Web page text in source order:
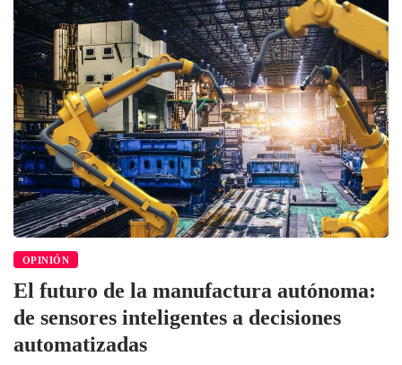
OPINIÓN
El futuro de la manufactura autónoma:
de sensores inteligentes a decisiones
automatizadas